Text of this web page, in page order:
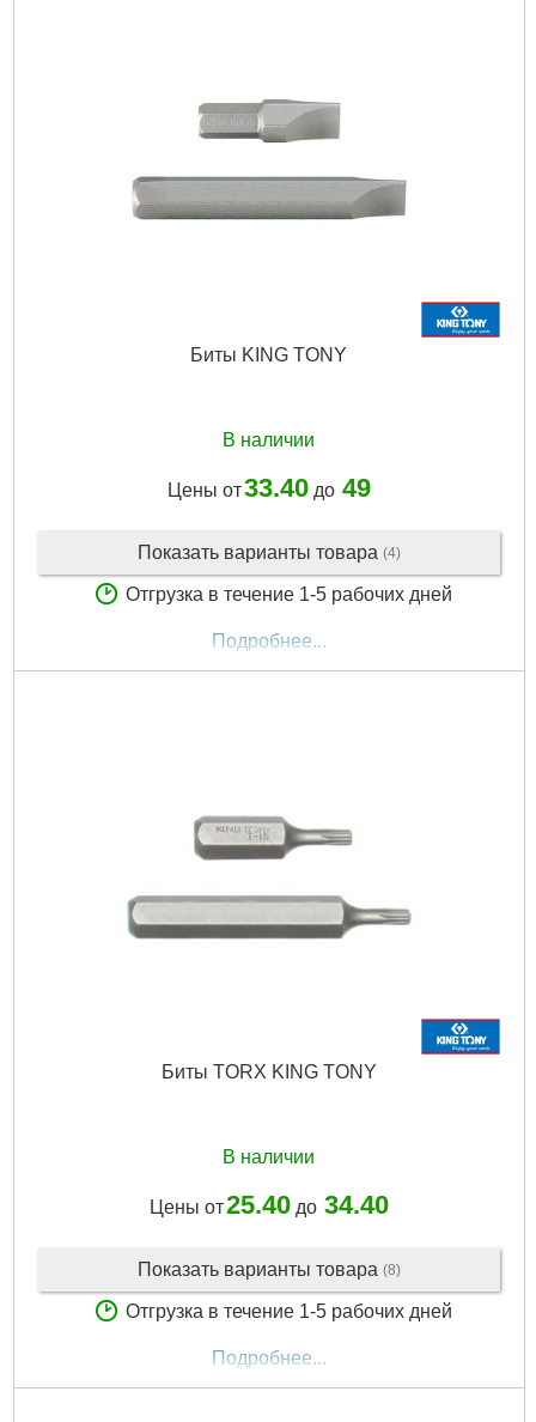
Биты KING TONY
В наличии
Цены от33.40до 49
Показать варианты товара (4)
Отгрузка в течение 1-5 рабочих дней
Подробнее...
Биты TORX KING TONY
В наличии
Цены от25.40до 34.40
Показать варианты товара (8)
Отгрузка в течение 1-5 рабочих дней
Подробнее...